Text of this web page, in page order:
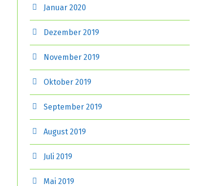
Januar 2020
Dezember 2019
November 2019
Oktober 2019
September 2019
August 2019
Juli 2019
Mai 2019